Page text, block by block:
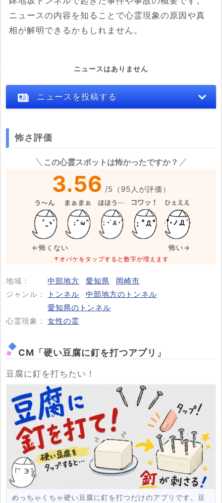
ニュースの内容を知ることで心霊現象の原因や真
相が解明できるかもしれません。
ニュースはありません
ニュースを投稿する
※心霊体験談や怖い話はコメント欄での投稿をお願いします。
※事件・事故が起きた日付
怖さ評価
この心霊スポットは怖かったですか？
3.56 /5 （ 95 人が評価）
←怖くない 怖い→
↑オバケをタップすると数字が増えます
地域： 中部地方 愛知県
岡崎市
ジャンル：
トンネル
中部地方のトンネル
愛知県のトンネル
心霊現象： 女性の霊
CM「硬い豆腐に釘を打つアプリ」
豆腐に釘を打ちたい！
めっちゃくちゃ硬い豆腐に釘を打つだけのアプリです。豆